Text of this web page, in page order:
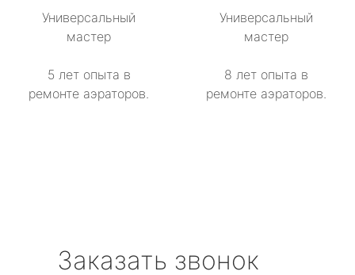
Универсальный
мастер
5 лет опыта в
ремонте аэраторов.
Универсальный
мастер
8 лет опыта в
ремонте аэраторов.
Заказать звонок